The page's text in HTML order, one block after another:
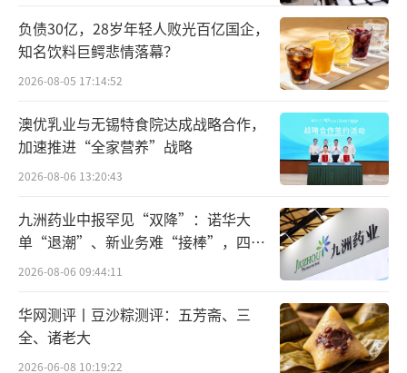
多年来，伊利携手乳业国家技术创新中
负债30亿，28岁年轻人败光百亿国企，
知名饮料巨鳄悲情落幕？
2026-08-05 17:14:52
澳优乳业与无锡特食院达成战略合作，
加速推进“全家营养”战略
2026-08-06 13:20:43
九洲药业中报罕见“双降”：诺华大
单“退潮”、新业务难“接棒”，四大
难关待闯
2026-08-06 09:44:11
华网测评丨豆沙粽测评：五芳斋、三
全、诸老大
2026-06-08 10:19:22